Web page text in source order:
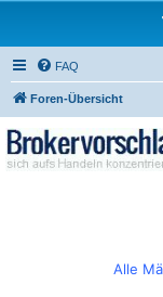
FAQ
Foren-Übersicht
Alle